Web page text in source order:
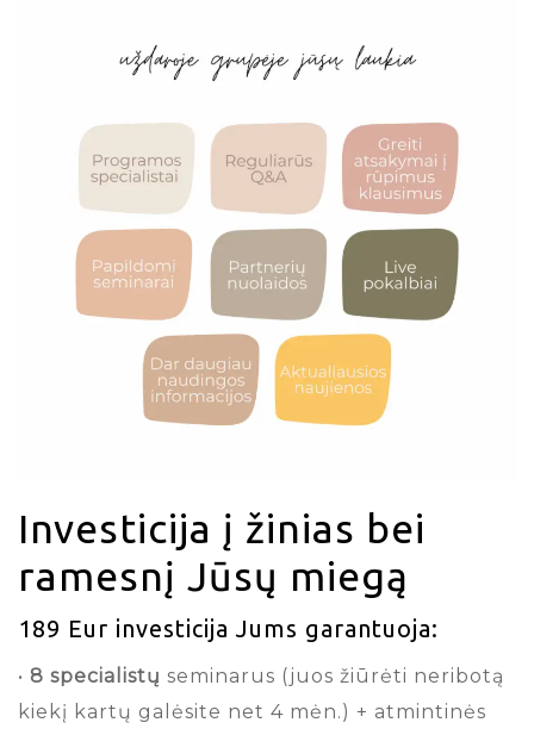
Investicija į žinias bei
ramesnį Jūsų miegą
189 Eur investicija Jums garantuoja:
• 8 specialistų seminarus (juos žiūrėti neribotą
kiekį kartų galėsite net 4 mėn.) + atmintinės